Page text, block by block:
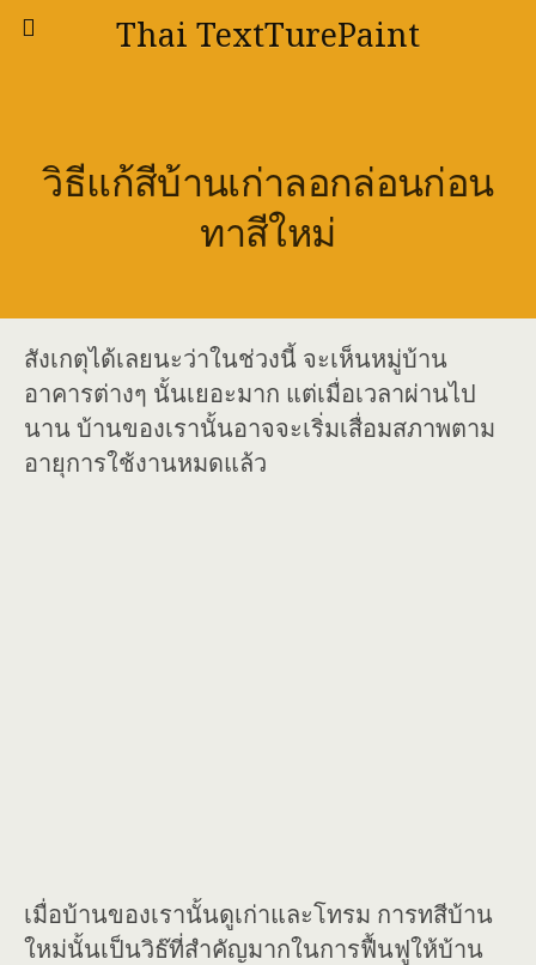
Thai TextTurePaint
วิธีแก้สีบ้านเก่าลอกล่อนก่อน
ทาสีใหม่
สังเกตุได้เลยนะว่าในช่วงนี้ จะเห็นหมู่บ้าน
อาคารต่างๆ นั้นเยอะมาก แต่เมื่อเวลาผ่านไป
นาน บ้านของเรานั้นอาจจะเริ่มเสื่อมสภาพตาม
อายุการใช้งานหมดแล้ว
เมื่อบ้านของเรานั้นดูเก่าและโทรม การทสีบ้าน
ใหม่นั้นเป็นวิธ๊ที่สำคัญมากในการฟื้นฟูให้บ้าน